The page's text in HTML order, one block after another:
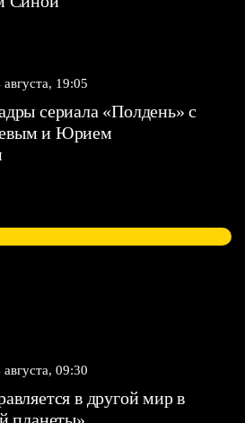
августа, 19:05
сериала «Полдень» с
и Юрием
августа, 09:30
в другой мир в